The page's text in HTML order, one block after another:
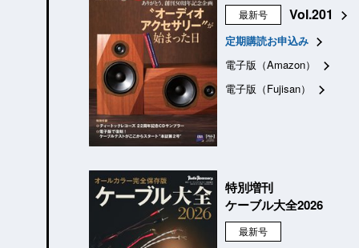
最新号 Vol.201
定期購読お申込み
電子版（Amazon）
電子版（Fujisan）
特別増刊
ケーブル大全2026
最新号